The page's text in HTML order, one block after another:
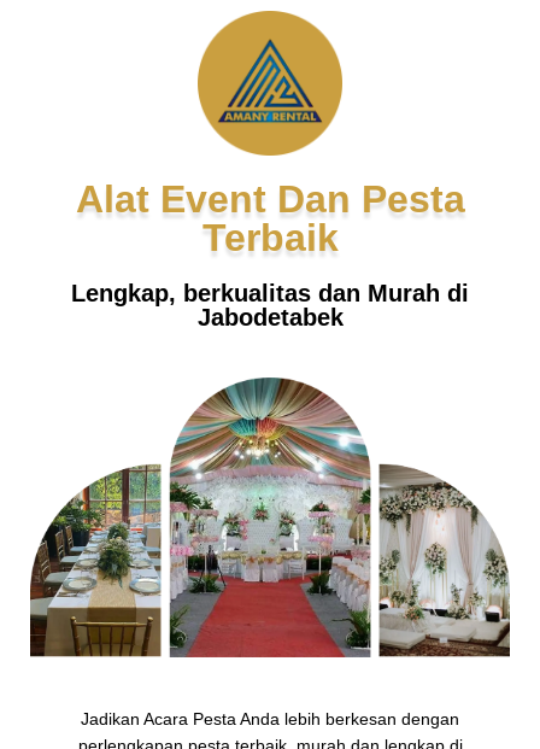
Alat Event Dan Pesta
Terbaik
Lengkap, berkualitas dan Murah di
Jabodetabek
Jadikan Acara Pesta Anda lebih berkesan dengan